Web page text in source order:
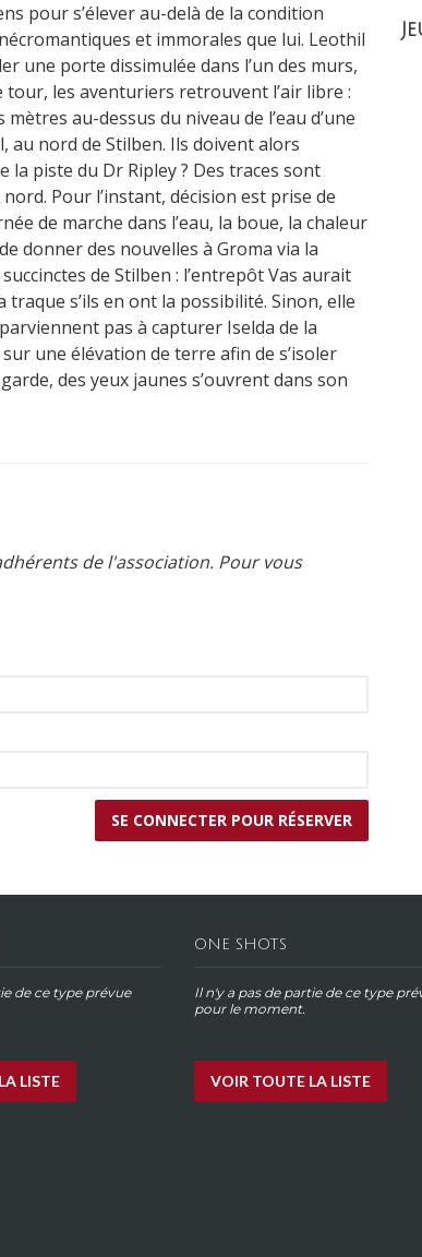
pour s’élever au-delà de la condition
et immorales que lui. Leothil
une porte dissimulée dans l’un des murs,
tour, les aventuriers retrouvent l’air libre :
au-dessus du niveau de l’eau d’une
au nord de Stilben. Ils doivent alors
piste du Dr Ripley ? Des traces sont
Pour l’instant, décision est prise de
de marche dans l’eau, la boue, la chaleur
donner des nouvelles à Groma via la
de Stilben : l’entrepôt Vas aurait
s’ils en ont la possibilité. Sinon, elle
pas à capturer Iselda de la
une élévation de terre afin de s’isoler
des yeux jaunes s’ouvrent dans son
de l'association. Pour vous
de ce type prévue
LISTE
ONE SHOTS
Il n'y a pas de partie de ce type
pour le moment.
VOIR TOUTE LA LISTE